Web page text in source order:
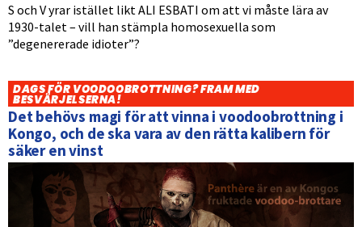
S och V yrar istället likt ALI ESBATI om att vi måste lära av
1930-talet – vill han stämpla homosexuella som
”degenererade idioter”?
DAGS FÖR VOODOOBROTTNING? FRAM MED
BESVÄRJELSERNA!
Det behövs magi för att vinna i voodoobrottning i
Kongo, och de ska vara av den rätta kalibern för
säker en vinst